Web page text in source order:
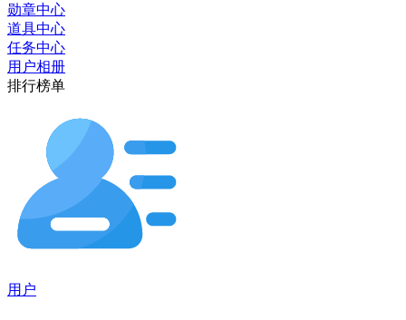
勋章中心
道具中心
任务中心
用户相册
排行榜单
用户